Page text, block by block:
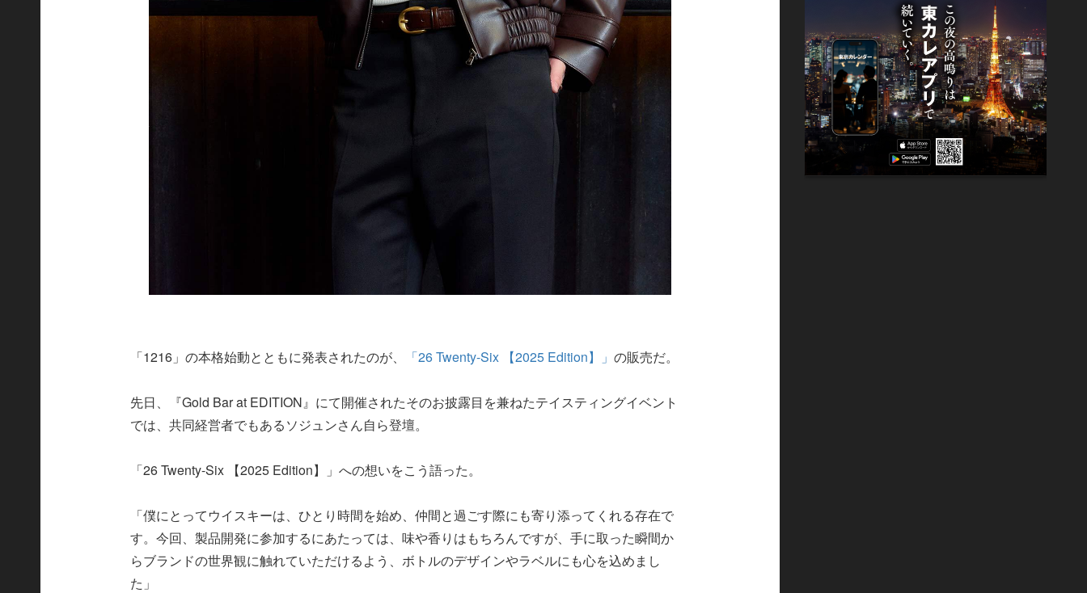
「1216」の本格始動とともに発表されたのが、 「26 Twenty-Six 【2025 Edition】」の販売だ。
先日、『Gold Bar at EDITION』にて開催されたそのお披露目を兼ねたテイスティングイベント
では、共同経営者でもあるソジュンさん自ら登壇。
「26 Twenty-Six 【2025 Edition】」への想いをこう語った。
「僕にとってウイスキーは、ひとり時間を始め、仲間と過ごす際にも寄り添ってくれる存在で
す。今回、製品開発に参加するにあたっては、味や香りはもちろんですが、手に取った瞬間か
らブランドの世界観に触れていただけるよう、ボトルのデザインやラベルにも心を込めまし
た」